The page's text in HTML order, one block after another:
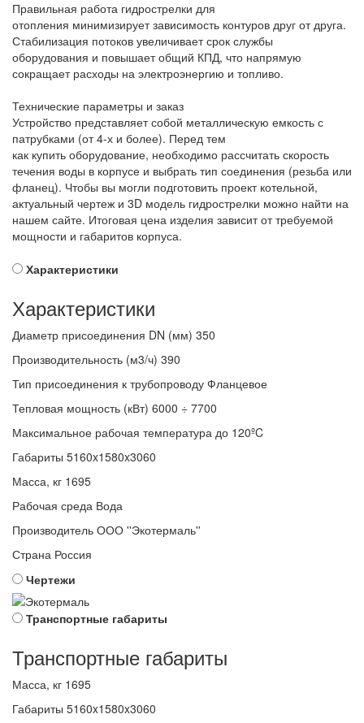
Правильная работа гидрострелки для
отопления минимизирует зависимость контуров друг от друга.
Стабилизация потоков увеличивает срок службы
оборудования и повышает общий КПД, что напрямую
сокращает расходы на электроэнергию и топливо.
Технические параметры и заказ
Устройство представляет собой металлическую емкость с
патрубками (от 4-х и более). Перед тем
как купить оборудование, необходимо рассчитать скорость
течения воды в корпусе и выбрать тип соединения (резьба или
фланец). Чтобы вы могли подготовить проект котельной,
актуальный чертеж и 3D модель гидрострелки можно найти на
нашем сайте. Итоговая цена изделия зависит от требуемой
мощности и габаритов корпуса.
Характеристики
Характеристики
Диаметр присоединения DN (мм) 350
Производительность (м3/ч) 390
Тип присоединения к трубопроводу Фланцевое
Тепловая мощность (кВт) 6000 ÷ 7700
Максимальное рабочая температура до 120ºC
Габариты 5160x1580x3060
Масса, кг 1695
Рабочая среда Вода
Производитель ООО ''Экотермаль''
Страна Россия
Чертежи
Транспортные габариты
Транспортные габариты
Масса, кг 1695
Габариты 5160x1580x3060